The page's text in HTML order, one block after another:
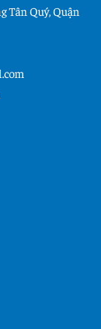
Tân Quý, Quận